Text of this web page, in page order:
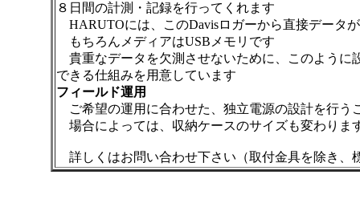
８日間の計測・記録を行ってくれます
HARUTOには、このDavisロガーから直接データ
もちろんメディアはUSBメモリです
貴重なデータを欠測させないために、このように
できる仕組みを用意しています
フィールド運用
ご希望の運用に合わせた、独立電源の設計を行う
場合によっては、収納ケースのサイズも変わりま
詳しくはお問い合わせ下さい（取付金具を除き、